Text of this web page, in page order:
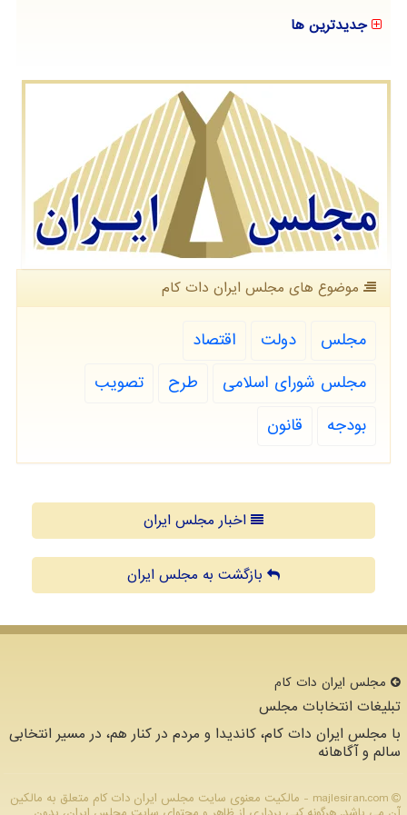
جدیدترین ها
موضوع های مجلس ایران دات كام
مجلس دولت
اقتصاد
مجلس شورای اسلامی
طرح
تصویب
بودجه
قانون
اخبار مجلس ایران
بازگشت به مجلس ایران
مجلس ایران دات كام
تبلیغات انتخابات مجلس
با مجلس ایران دات کام، کاندیدا و مردم در کنار هم، در مسیر انتخابی
سالم و آگاهانه
majlesiran.com - مالکیت معنوی سایت مجلس ایران دات كام متعلق به مالکین